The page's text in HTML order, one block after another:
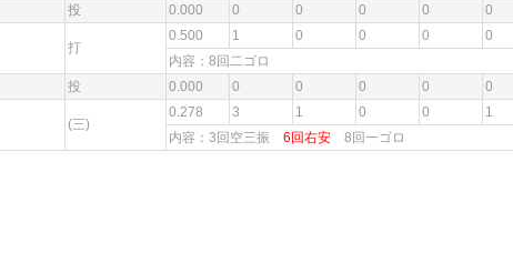
投 0.000 0 0 0 0 0
打
0.500 1 0 0 0 0
内容：8回二ゴロ
投 0.000 0 0 0 0 0
(三)
0.278 3 1 0 0 1
内容：3回空三振 6回右安 8回一ゴロ